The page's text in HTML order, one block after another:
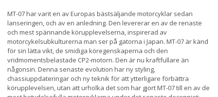
MT-07 har varit en av Europas bästsäljande motorcyklar sedan
lanseringen, och av en anledning. Den levererar en av de renaste
och mest spännande körupplevelserna, inspirerad av
motorcykelsubkulturerna man ser på gatorna i Japan. MT-07 är känd
för sin lätta vikt, de smidiga köregenskaperna och den
vridmomentsbelastade CP2-motorn. Den är nu kraftfullare än
någonsin. Denna senaste evolution har ny styling,
chassiuppdateringar och ny teknik för att ytterligare förbättra
körupplevelsen, utan att urholka det som har gjort MT-07 till en av de